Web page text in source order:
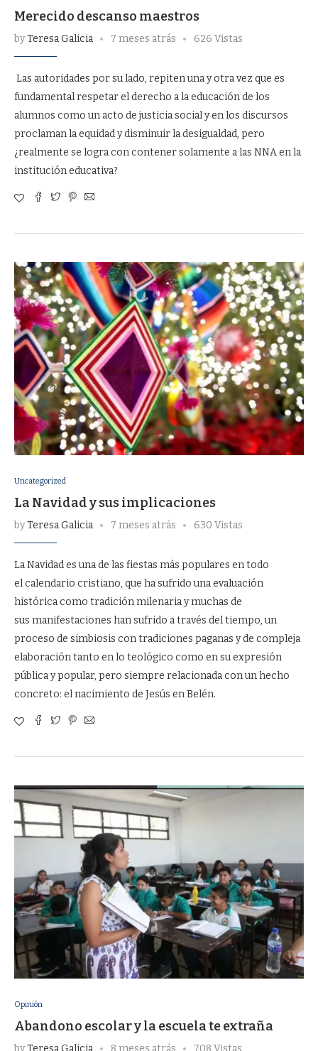
Merecido descanso maestros
byTeresa Galicia 7 meses atrás 626 Vistas
Las autoridades por su lado, repiten una y otra vez que es
fundamental respetar el derecho a la educación de los
alumnos como un acto de justicia social y en los discursos
proclaman la equidad y disminuir la desigualdad, pero
¿realmente se logra con contener solamente a las NNA en la
institución educativa?
Uncategorized
La Navidad y sus implicaciones
byTeresa Galicia 7 meses atrás 630 Vistas
La Navidad es una de las fiestas más populares en todo
el calendario cristiano, que ha sufrido una evaluación
histórica como tradición milenaria y muchas de
sus manifestaciones han sufrido a través del tiempo, un
proceso de simbiosis con tradiciones paganas y de compleja
elaboración tanto en lo teológico como en su expresión
pública y popular, pero siempre relacionada con un hecho
concreto: el nacimiento de Jesús en Belén.
Opinión
Abandono escolar y la escuela te extraña
byTeresa Galicia 8 meses atrás 708 Vistas